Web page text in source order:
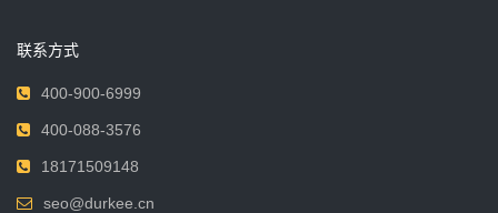
联系方式
400-900-6999
400-088-3576
18171509148
seo@durkee.cn